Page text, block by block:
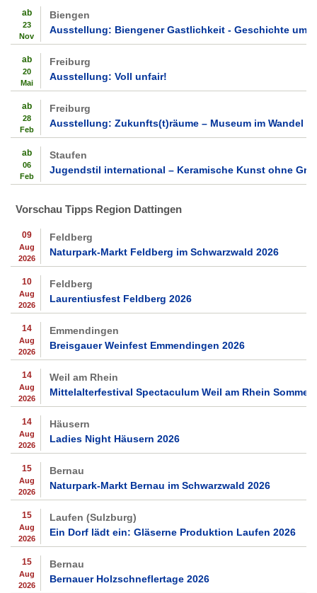
ab
23
Nov
Biengen
Ausstellung: Biengener Gastlichkeit - Geschichte um
ab
20
Mai
Freiburg
Ausstellung: Voll unfair!
ab
28
Feb
Freiburg
Ausstellung: Zukunfts(t)räume – Museum im Wandel
ab
06
Feb
Staufen
Jugendstil international – Keramische Kunst ohne
Vorschau Tipps Region Dattingen
09
Aug
2026
Feldberg
Naturpark-Markt Feldberg im Schwarzwald 2026
10
Aug
2026
Feldberg
Laurentiusfest Feldberg 2026
14
Aug
2026
Emmendingen
Breisgauer Weinfest Emmendingen 2026
14
Aug
2026
Weil am Rhein
Mittelalterfestival Spectaculum Weil am Rhein Sommer
14
Aug
2026
Häusern
Ladies Night Häusern 2026
15
Aug
2026
Bernau
Naturpark-Markt Bernau im Schwarzwald 2026
15
Aug
2026
Laufen (Sulzburg)
Ein Dorf lädt ein: Gläserne Produktion Laufen 2026
15
Aug
2026
Bernau
Bernauer Holzschneflertage 2026